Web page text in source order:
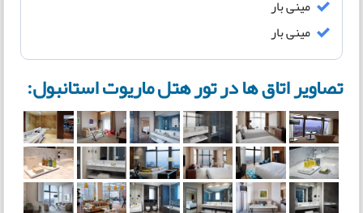
مینی بار
مینی بار
تصاویر اتاق ها در تور هتل ماریوت استانبول: